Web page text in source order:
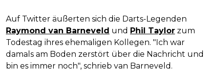
Auf Twitter äußerten sich die Darts-Legenden
Raymond van Barneveld und Phil Taylor zum
Todestag ihres ehemaligen Kollegen. "Ich war
damals am Boden zerstört über die Nachricht und
bin es immer noch", schrieb van Barneveld.